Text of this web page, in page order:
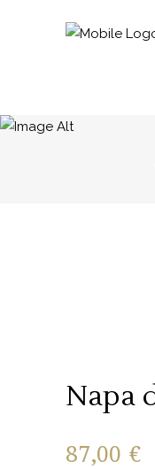
Napa
87,00 €